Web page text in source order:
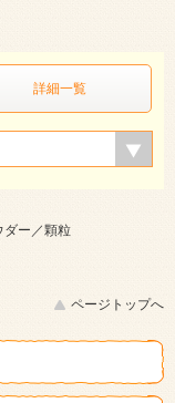
詳細一覧
ダー／顆粒
ページトップへ